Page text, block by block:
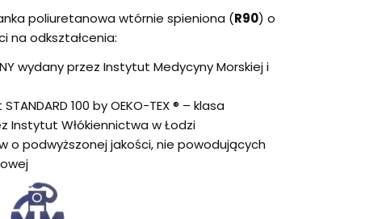
poliuretanowa wtórnie spieniona (R90) o
na odkształcenia:
wydany przez Instytut Medycyny Morskiej i
100 by OEKO-TEX ® – klasa
Instytut Włókiennictwa w Łodzi
o podwyższonej jakości, nie powodujących